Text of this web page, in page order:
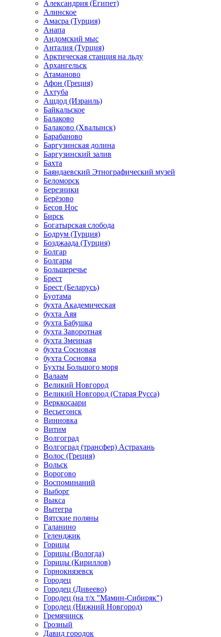
Александрия (Египет)
Алинское
Амасра (Турция)
Анапа
Андомский мыс
Анталия (Турция)
Арктическая станция на льду
Архангельск
Атаманово
Афон (Греция)
Ахтуба
Ашдод (Израиль)
Байкальское
Балаково
Балаково (Хвалынск)
Барабаново
Баргузинская долина
Баргузинский залив
Бахта
Баяндаевский Этнографический музей
Беломорск
Березники
Берёзово
Бесов Нос
Бирск
Богатырская слобода
Бодрум (Турция)
Бозджаада (Турция)
Болгар
Болгары
Большеречье
Брест
Брест (Беларусь)
Буотама
бухта Академическая
бухта Аяя
бухта Бабушка
бухта Заворотная
бухта Змеиная
бухта Сосновая
бухта Сосновка
Бухты Большого моря
Валаам
Великий Новгород
Великий Новгород (Старая Русса)
Верккосаари
Весьегонск
Винновка
Витим
Волгоград
Волгоград (трансфер) Астрахань
Волос (Греция)
Вольск
Ворогово
Воспоминаний
Выборг
Выкса
Вытегра
Вятские поляны
Галанино
Геленджик
Горицы
Горицы (Вологда)
Горицы (Кириллов)
Горнокнязевск
Городец
Городец (Дивеево)
Городец (на т/х "Мамин-Сибиряк")
Городец (Нижний Новгород)
Гремячинск
Грозный
Давид городок